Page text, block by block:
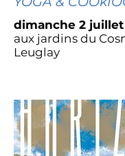
dimanche 2 juillet
aux jardins du
Leuglay